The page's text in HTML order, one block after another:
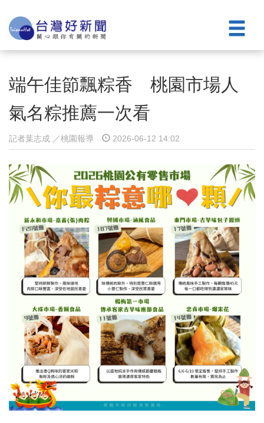
端午佳節飄粽香 桃園市場人
氣名粽推薦一次看
記者葉志成 ／桃園報導 2026-06-12 14:02